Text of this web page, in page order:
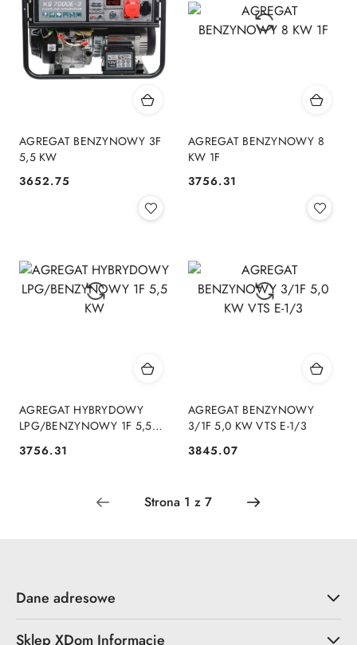
AGREGAT BENZYNOWY 3F
5,5 KW
Cena:
3652.75
AGREGAT BENZYNOWY 8
KW 1F
Cena:
3756.31
AGREGAT HYBRYDOWY
LPG/BENZYNOWY 1F 5,5
Cena:
3756.31
AGREGAT BENZYNOWY
3/1F 5,0 KW VTS E-1/3
Cena:
3845.07
Dane adresowe
Sklep XDom Informacje